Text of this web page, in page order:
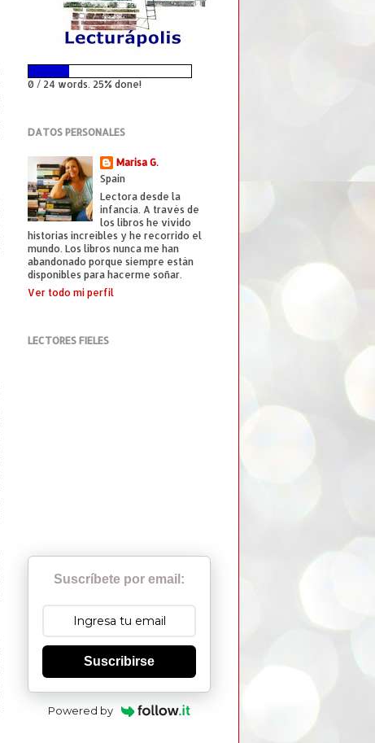
0 / 24 words. 25% done!
DATOS PERSONALES
Marisa G.
Spain
Lectora desde la
infancia. A través de
los libros he vivido
historias increíbles y he recorrido el
mundo. Los libros nunca me han
abandonado porque siempre están
disponibles para hacerme soñar.
Ver todo mi perfil
LECTORES FIELES
Suscríbete por email:
Suscribirse
Powered by